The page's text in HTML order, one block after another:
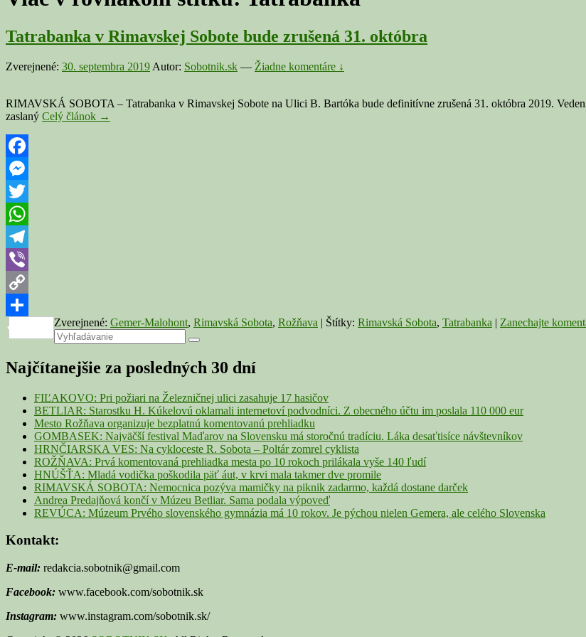
Tatrabanka v Rimavskej Sobote bude zrušená 31. októbra
Zverejnené: 30. septembra 2019 Autor: Sobotnik.sk — Žiadne komentáre ↓
RIMAVSKÁ SOBOTA – Tatrabanka v Rimavskej Sobote na Ulici B. Bartóka bude definitívne zrušená 31. októbra 2019.
zaslaný Celý článok Tatrabanka
→
Facebook
Messenger
Twitter
WhatsApp
Telegram
Viber
Copy
Link
Share
Zverejnené: Gemer-Malohont, Rimavská Sobota, Rožňava | Štítky: Rimavská Sobota, Tatrabanka | Zanechajte
Primary
Sidebar
Widget
Area
Search
for:
Search
Najčítanejšie za posledných 30 dní
FIĽAKOVO: Pri požiari na Železničnej ulici zasahuje 17 hasičov
BETLIAR: Starostku H. Kúkelovú oklamali internetoví podvodníci. Z obecného účtu im poslala 110 000 eur
Mesto Rožňava organizuje bezplatnú komentovanú prehliadku
GOMBASEK: Najväčší festival Maďarov na Slovensku má storočnú tradíciu. Láka desaťtisíce návštevníkov
HRNČIARSKA VES: Na cykloceste R. Sobota – Poltár zomrel cyklista
ROŽŇAVA: Prvá komentovaná prehliadka mesta po 10 rokoch prilákala vyše 140 ľudí
HNÚŠŤA: Mladá vodička poškodila päť áut, v krvi mala takmer dve promile
RIMAVSKÁ SOBOTA: Nemocnica pozýva mamičky na piknik zadarmo, každá dostane darček
Andrea Predajňová končí v Múzeu Betliar. Sama podala výpoveď
REVÚCA: Múzeum Prvého slovenského gymnázia má 10 rokov. Je pýchou nielen Gemera, ale celého Slovenska
Kontakt:
E-mail: redakcia.sobotnik@gmail.com
Facebook: www.facebook.com/sobotnik.sk
Instagram: www.instagram.com/sobotnik.sk/